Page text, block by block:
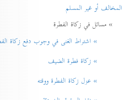
المخالف أو غير المسلم
» مسائل في زكاة الفطرة
» اشتراط الغنی في وجوب دفع زكاة
» زكاة فطرة الضيف
» عزل زكاة الفطرة ووقته